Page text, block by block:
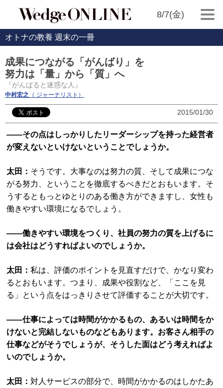
8/7(金)
オトナの教養 週末の一冊
成果につながる「がんばり」を
努力は「量」から「質」へ
『がんばると迷惑な人』
中村宏之 （ ジャーナリスト）
2015/01/30
――その点はしっかりしたリーダーシップを持った経営者
が変えないといけないということでしょうか。
太田： そうです。大事なのは努力の質、そして成果につな
がる努力、ということを徹底するべきだとおもいます。そ
うするともっとゆとりのある働き方ができますし、女性も
働きやすい環境になるでしょう。
――働きやすい環境をつくり、社員の努力の質を上げるに
は会社はどうすればよいのでしょうか。
太田：私は、評価のポイントを見直すだけで、かなり変わ
るとおもいます。つまり、成果や役割など、「ここを見
る」という点をはっきりさせて評価することが大切です。
――仕事によっては時間がかかるもの、あるいは時間をか
けないと完結しないものなどもあります。お客さん相手の
仕事などがそうでしょうが、そうした面はどう考えればよ
いのでしょうか。
太田：対人サービスの部分で、時間がかかるのはしかたあ